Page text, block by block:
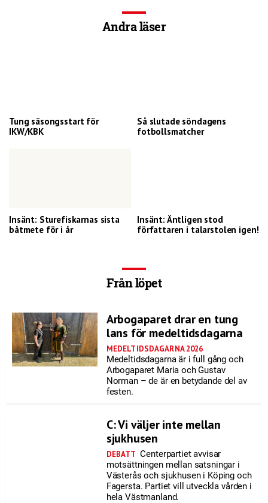
Andra läser
Tung säsongsstart för
IKW/KBK
Så slutade söndagens
fotbollsmatcher
Insänt: Sturefiskarnas sista
båtmete för i år
Insänt: Äntligen stod
författaren i talarstolen igen!
Från löpet
Arbogaparet drar en tung
lans för medeltidsdagarna
MEDELTIDSDAGARNA 2026
Medeltidsdagarna är i full gång och
Arbogaparet Maria och Gustav
Norman – de är en betydande del av
festen.
C: Vi väljer inte mellan
sjukhusen
DEBATT Centerpartiet avvisar
motsättningen mellan satsningar i
Västerås och sjukhusen i Köping och
Fagersta. Partiet vill utveckla vården i
hela Västmanland.